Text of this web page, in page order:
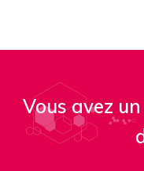
Vous avez